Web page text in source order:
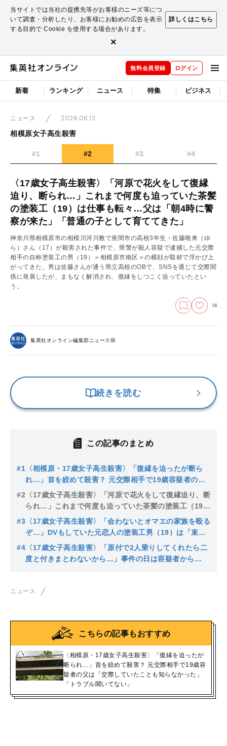
当サイトでは当社の提携先等がお客様のニーズ等につ
いて調査・分析したり、お客様にお勧めの広告を表示
する目的で Cookie を使用する場合があります。
詳しくはこちら
×
無料会員登録 ログイン
新着 ランキング ニュース 特集 ビジネス
ニュース
2026.06.12
相模原女子高生殺害
#1 #2 #3 #4
〈17歳女子高生殺害〉「河原で花火をして復縁
迫り、断られ…」これまで何度も迫っていた茶髪
の塗装工（19）は仕事も転々…父は「朝4時に警
察が来た」「普通の子として育ててきた」
神奈川県相模原市の相模川河川敷で座間市の高校3年生・佐藤唯来（ゆ
ら）さん（17）が殺害された事件で、県警が殺人容疑で逮捕した元交際
相手の自称塗装工の男（19）＝相模原市南区＝の横顔が取材で浮かび上
がってきた。男は佐藤さんが通う県立高校のOBで、SNSを通じて交際関
係に発展したが、まもなく解消され、復縁をしつこく迫っていたとい
う。
14
集英社オンライン編集部ニュース班
続きを読む
この記事のまとめ
#1 〈相模原・17歳女子高生殺害〉「復縁を迫ったが断ら
れ…」首を絞めて殺害？ 元交際相手で19歳容疑者の父
は「交際していたことも知らなかった」「トラブル聞い
てない」
#2 〈17歳女子高生殺害〉「河原で花火をして復縁迫り、断
られ…」これまで何度も迫っていた茶髪の塗装工（19）
は仕事も転々…父は「朝4時に警察が来た」「普通の子
として育ててきた」
#3 〈17歳女子高生殺害〉「会わないとオマエの家族を殴る
ぞ…」DVもしていた元恋人の塗装工男（19）は「束縛
がひどく、体にアザも…」知人は少女に警察の相談も勧
めていた
#4 〈17歳女子高生殺害〉「原付で2人乗りしてくれたら二
度と付きまとわないから…」事件の日は容疑者から
ニュース
こちらの記事もおすすめ
〈相模原・17歳女子高生殺害〉「復縁を迫ったが
断られ…」首を絞めて殺害？ 元交際相手で19歳容
疑者の父は「交際していたことも知らなかった」
「トラブル聞いてない」